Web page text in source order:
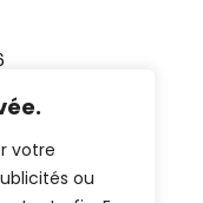
votre
ou